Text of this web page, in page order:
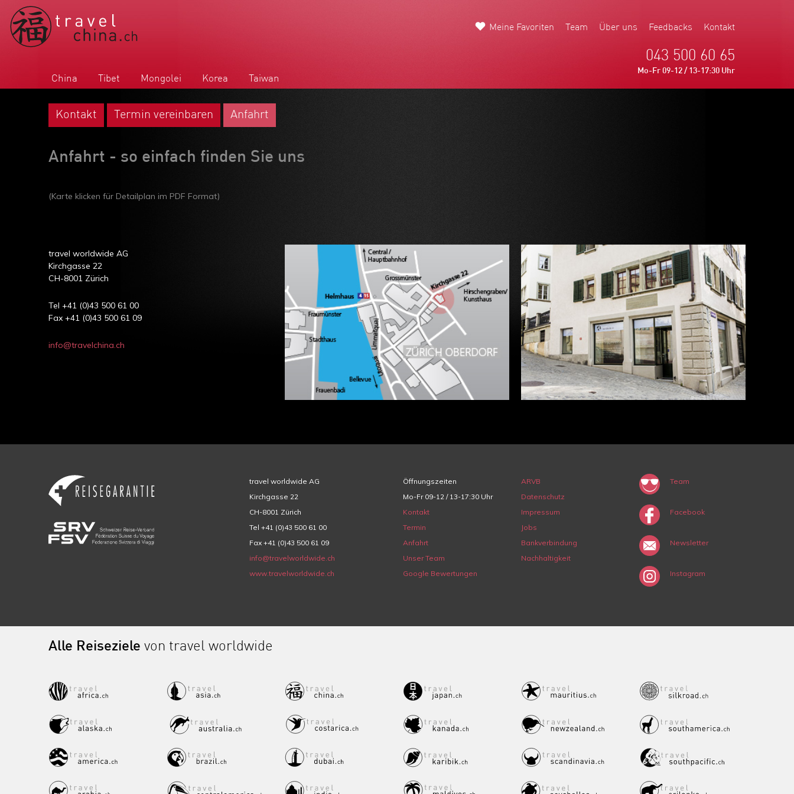
China Tibet Mongolei Korea Taiwan
Meine Favoriten Team Über uns Feedbacks Kontakt
043 500 60 65
Mo-Fr 09-12 / 13-17:30 Uhr
Kontakt Termin vereinbaren Anfahrt
Anfahrt - so einfach finden Sie uns
(Karte klicken für Detailplan im PDF Format)
travel worldwide AG
Kirchgasse 22
CH-8001 Zürich
Tel +41 (0)43 500 61 00
Fax +41 (0)43 500 61 09
info@travelchina.ch
travel worldwide AG
Kirchgasse 22
CH-8001 Zürich
Tel +41 (0)43 500 61 00
Fax +41 (0)43 500 61 09
info@travelworldwide.ch
www.travelworldwide.ch
Öffnungszeiten
Mo-Fr 09-12 / 13-17:30 Uhr
Kontakt
Termin
Anfahrt
Unser Team
Google Bewertungen
ARVB
Datenschutz
Impressum
Jobs
Bankverbindung
Nachhaltigkeit
Team
Facebook
Newsletter
Instagram
Alle Reiseziele von travel worldwide